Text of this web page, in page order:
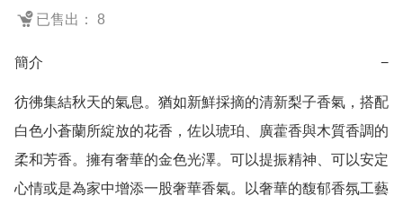
已售出： 8
簡介 −
彷彿集結秋天的氣息。猶如新鮮採摘的清新梨子香氣，搭配
白色小蒼蘭所綻放的花香，佐以琥珀、廣藿香與木質香調的
柔和芳香。擁有奢華的金色光澤。可以提振精神、可以安定
心情或是為家中增添一股奢華香氣。以奢華的馥郁香氛工藝